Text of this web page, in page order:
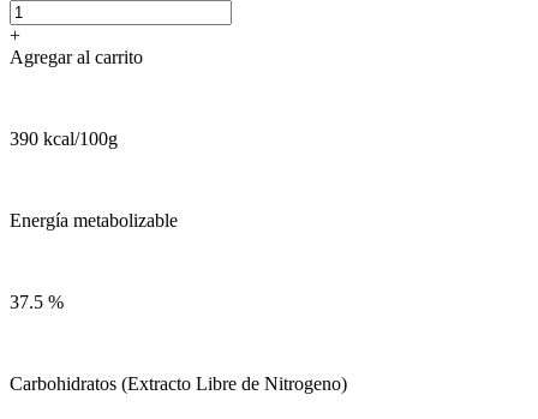
+
Agregar al carrito
390 kcal/100g
Energía metabolizable
37.5 %
Carbohidratos (Extracto Libre de Nitrogeno)